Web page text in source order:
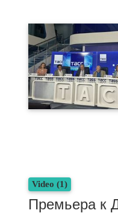
Video (1)
Премьера к